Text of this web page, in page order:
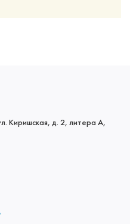
Киришская, д. 2, литера А,